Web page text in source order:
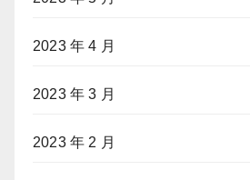
2023 年 4 月
2023 年 3 月
2023 年 2 月